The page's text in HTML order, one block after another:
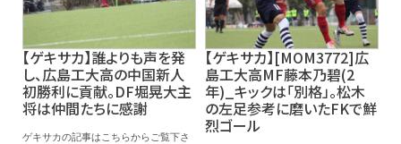
【ゲキサカ】誰よりも声を発
し、広島工大高の中国新人
初勝利に貢献。DF堀晃大主
将は仲間たちに感謝
ゲキサカの記事はこちらからご覧下さ
【ゲキサカ】[MOM3772]広
島工大高MF藤本乃碧(2
年)_キックは「別格」。松木
の左足参考に磨いたFKで鮮
烈ゴール